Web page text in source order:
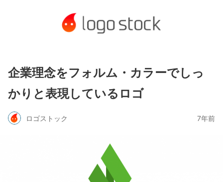
企業理念をフォルム・カラーでしっ
かりと表現しているロゴ
ロゴストック 7年前